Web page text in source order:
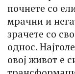
почнете со
мрачни и
зрачете со
однос.
овој живот е